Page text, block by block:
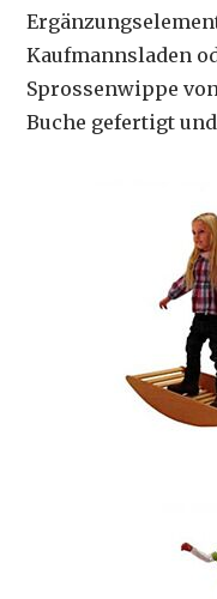
Kaufmannsladen
Sprossenwippe
Buche gefertigt